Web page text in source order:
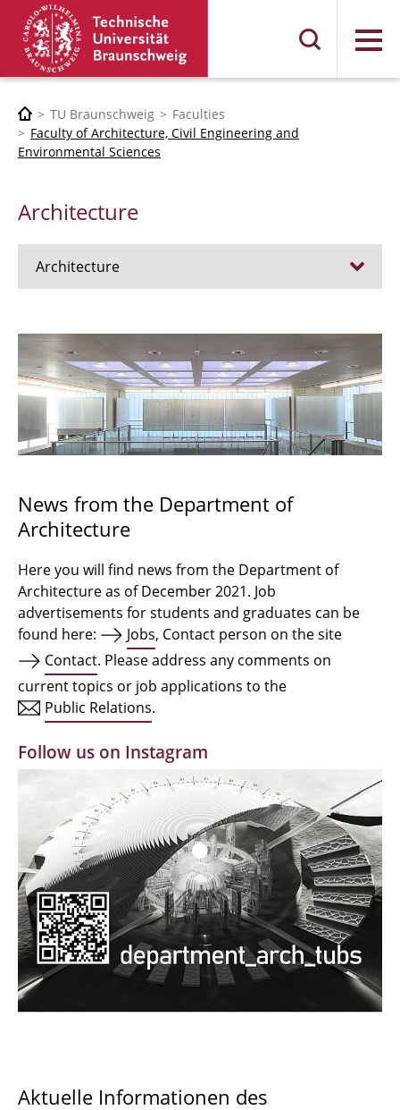
Menu
TU Braunschweig
Faculties
Faculty of Architecture, Civil Engineering and
Environmental Sciences
Architecture
Architecture
Admission procedure 2024
Bachelor Architecture
Bachelor Architecture+
Qualification profile
Semester Programme
Internationales
Facilities
Alumni | cloud club
Documents and Downloads
News from the Department of
Architecture
Here you will find news from the Department of
Architecture as of December 2021. Job
advertisements for students and graduates can be
found here:
Jobs, Contact person on the site
Contact. Please address any comments on
current topics or job applications to the
Public Relations.
Follow us on Instagram
Aktuelle Informationen des